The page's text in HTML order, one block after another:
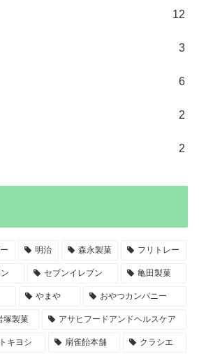
12
3
6
2
2
明治 森永製菓 フリトレー
セブンイレブン 亀田製菓
やまや おやつカンパニー
塚製菓 アサヒフードアンドヘルスケア
キヨシ 扇雀飴本舗 クラシエ